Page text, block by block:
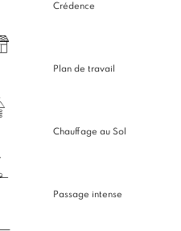
Crédence
Plan de travail
Chauffage au Sol
Passage intense